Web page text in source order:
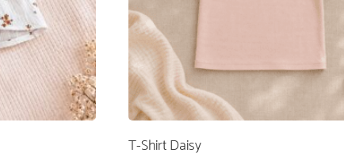
T-Shirt Daisy